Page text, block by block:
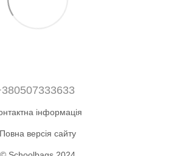
інформація
Повна версія сайту